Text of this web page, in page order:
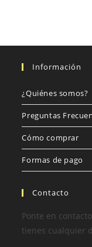
Información
¿Quiénes somos?
Preguntas
Cómo comprar
Formas de pago
Contacto
Ponte en
tienes cualquier